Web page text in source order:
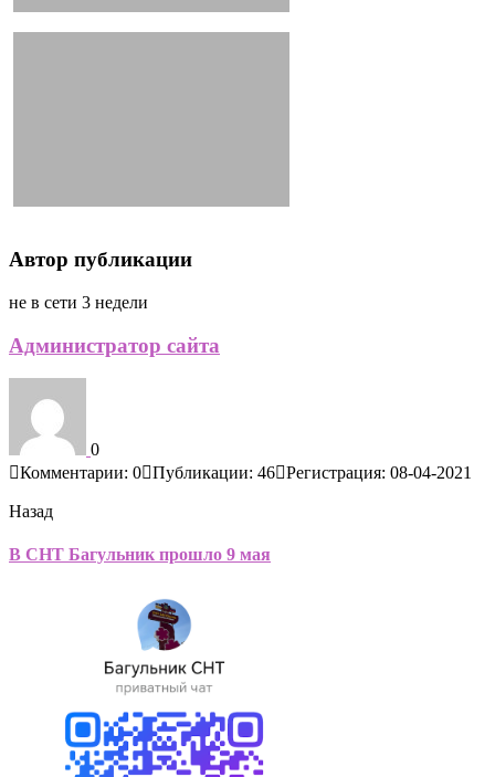
Автор публикации
не в сети 3 недели
Администратор сайта
0
Комментарии: 0 Публикации: 46 Регистрация: 08-04-2021
Назад
В СНТ Багульник прошло 9 мая